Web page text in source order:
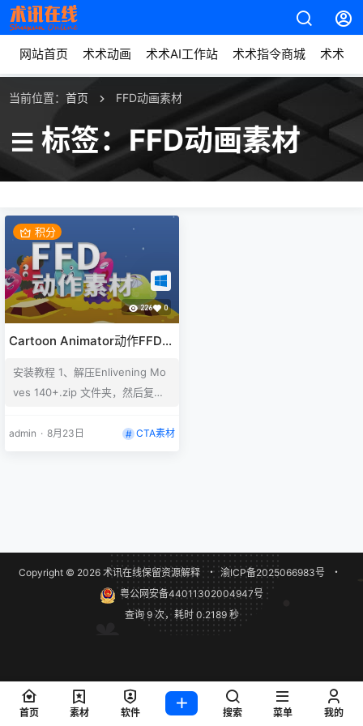
网站首页 术术动画 术术AI工作站 术术指令商城 术术动
当前位置： 首页 FFD动画素材
标签：FFD动画素材
积分
226 0
Cartoon Animator动作FFD动
安装教程 1、解压Enlivening Mo
ves 140+.zip 文件夹，然后复制
usion Templates\Cartoon Anim
admin · 8月23日 CTA素材
Copyright © 2026术讯在线保留资源解释 ・ 渝ICP备2025066983号
・
粤公网安备44011302004947号
查询 9 次，耗时 0.2189 秒
首页 素材 软件 搜索 菜单 我的